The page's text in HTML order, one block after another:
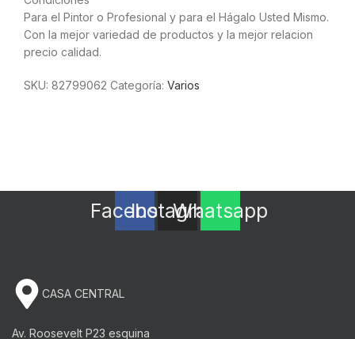
Para el Pintor o Profesional y para el Hágalo Usted Mismo.
Con la mejor variedad de productos y la mejor relacion
precio calidad.
SKU: 82799062 Categoría: Varios
Facebook
Instagram
Whatsapp
CASA CENTRAL
Av. Roosevelt P23 esquina